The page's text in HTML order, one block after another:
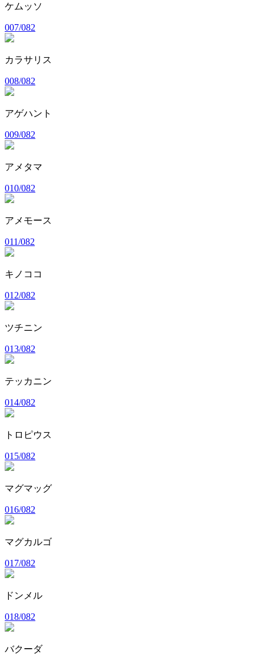
ケムッソ
007/082
カラサリス
008/082
アゲハント
009/082
アメタマ
010/082
アメモース
011/082
キノココ
012/082
ツチニン
013/082
テッカニン
014/082
トロピウス
015/082
マグマッグ
016/082
マグカルゴ
017/082
ドンメル
018/082
バクーダ